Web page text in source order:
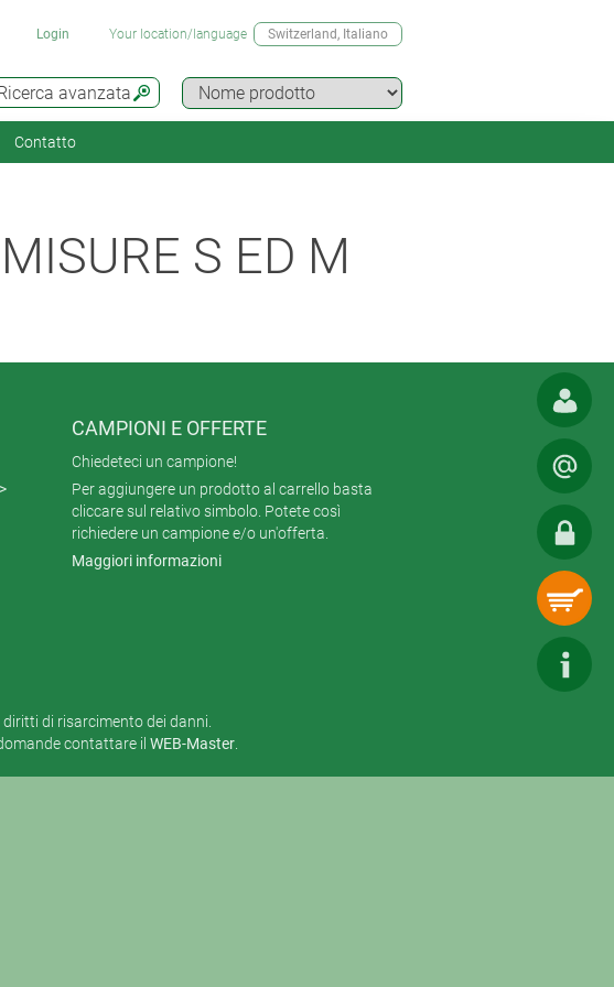
avanzata
Login Your location/language Switzerland, Italiano
Contatto
S ED M
CAMPIONI E OFFERTE
Chiedeteci un campione!
Per aggiungere un prodotto al carrello basta
cliccare sul relativo simbolo. Potete così
richiedere un campione e/o un'offerta.
Maggiori informazioni
di risarcimento dei danni.
contattare il WEB-Master